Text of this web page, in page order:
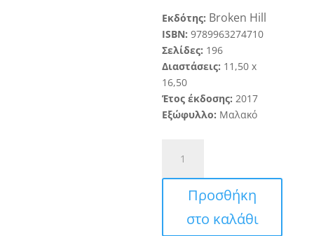
Εκδότης: Broken Hill
ISBN:9789963274710
Σελίδες: 196
Διαστάσεις: 1 1,50 x
16,50
Έτος έκδοσης:2017
Εξώφυλλο: Μαλακό
Ποιος
Προσθήκη
στο καλάθι